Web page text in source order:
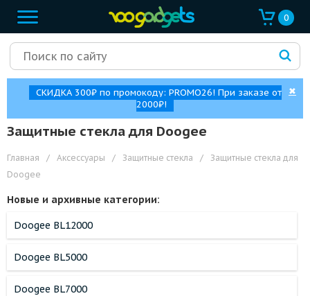
0
СКИДКА 300₽ по промокоду: PROMO26! При заказе от
2000₽!
✖
Защитные стекла для Doogee
Главная / Аксессуары / Защитные стекла /
Защитные стекла для
Doogee
Новые и архивные категории:
Doogee BL12000
Doogee BL5000
Doogee BL7000